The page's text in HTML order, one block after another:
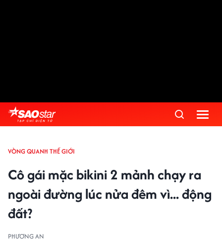
VÒNG QUANH THẾ GIỚI
Cô gái mặc bikini 2 mảnh chạy ra
ngoài đường lúc nửa đêm vì... động
đất?
PHƯƠNG AN